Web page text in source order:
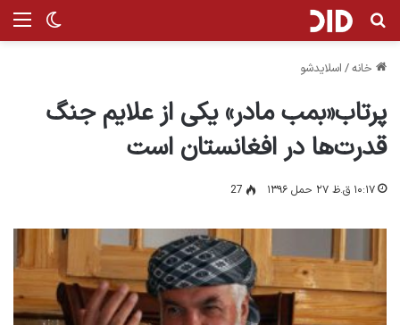
تغییر جستجو برای
خانه/ اسلایدشو
پرتاب«بمب مادر» یکی از علایم جنگ
قدرت‌ها در افغانستان است
۱۰:۱۷ ق.ظ ۲۷ حمل ۱۳۹۶ 27